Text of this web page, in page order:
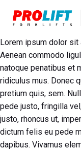
Lorem ipsum dolor
Aenean commodo
natoque penatibus et
ridiculus mus. Donec
pretium quis, sem.
pede justo, fringilla
justo, rhoncus ut,
dictum felis eu pede
dapibus. Vivamus